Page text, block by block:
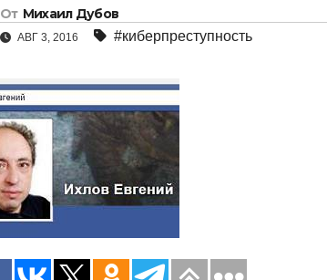
От Михаил Дубов
АВГ 3, 2016 #киберпреступность